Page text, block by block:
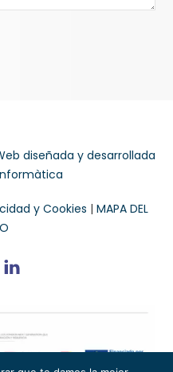
diseñada y desarrollada
y Cookies | MAPA DEL